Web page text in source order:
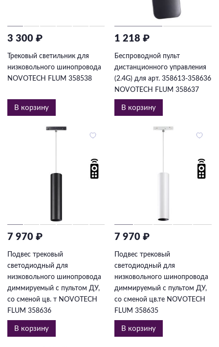
3 300 ₽
Трековый светильник для
низковольного шинопровода
NOVOTECH FLUM 358538
В корзину
1 218 ₽
Беспроводной пульт
дистанционного управления
(2.4G) для арт. 358613-358636
NOVOTECH FLUM 358637
В корзину
7 970 ₽
Подвес трековый
светодиодный для
низковольного шинопровода
диммируемый с пультом ДУ,
со сменой цв. т NOVOTECH
FLUM 358636
В корзину
7 970 ₽
Подвес трековый
светодиодный для
низковольного шинопровода
диммируемый с пультом ДУ,
со сменой цв.те NOVOTECH
FLUM 358635
В корзину